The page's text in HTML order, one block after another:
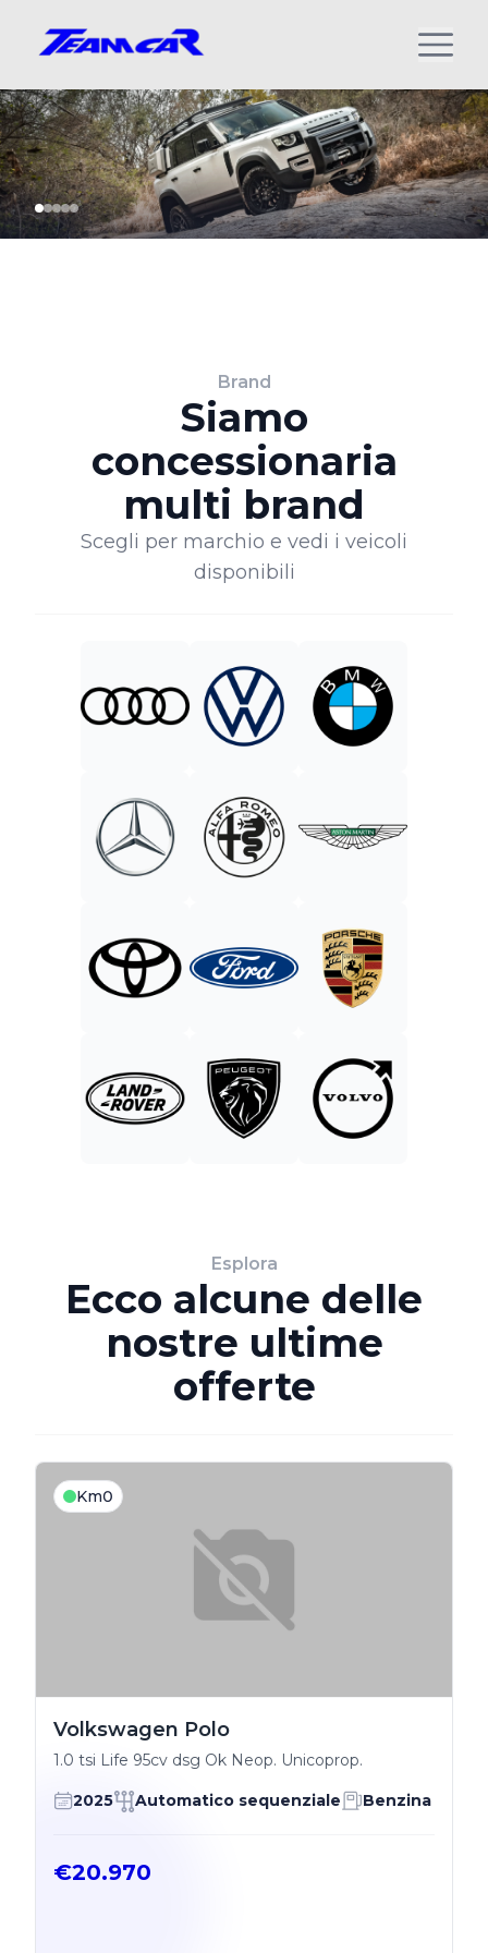
Brand
Siamo
concessionaria
multi brand
Scegli per marchio e vedi i veicoli
disponibili
Esplora
Ecco alcune delle
nostre ultime
offerte
Km0
Volkswagen Polo
1.0 tsi Life 95cv dsg Ok Neop. Unicoprop.
2025 Automatico sequenziale Benzina
€20.970